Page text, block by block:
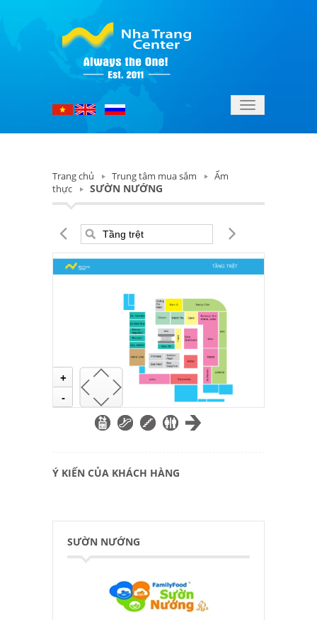
Toggle
navigation
Trang chủ Trung tâm mua sắm
Ẩm
thực
SƯỜN NƯỚNG
+
-
Ý KIẾN CỦA KHÁCH HÀNG
SƯỜN NƯỚNG